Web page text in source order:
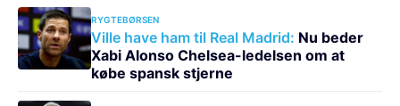
RYGTEBØRSEN
Ville have ham til Real Madrid: Nu beder
Xabi Alonso Chelsea-ledelsen om at
købe spansk stjerne